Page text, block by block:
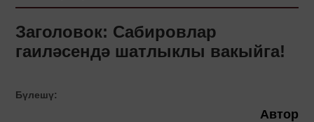
Заголовок: Сабировлар
гаиләсендә шатлыклы вакыйга!
Бүлешү:
Автор